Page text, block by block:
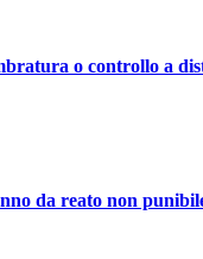
o controllo a
da reato non